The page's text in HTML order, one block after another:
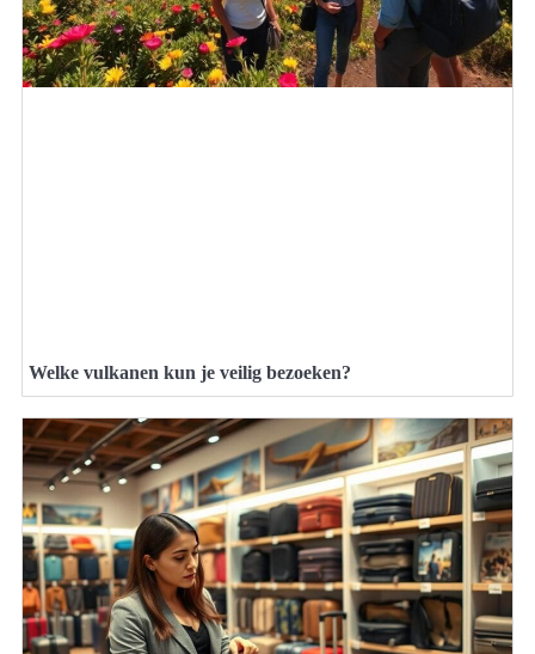
Welke vulkanen kun je veilig bezoeken?